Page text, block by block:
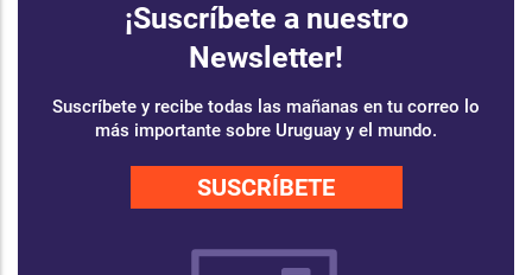
¡Suscríbete a nuestro
Newsletter!
Suscríbete y recibe todas las mañanas en tu correo lo
más importante sobre Uruguay y el mundo.
SUSCRÍBETE